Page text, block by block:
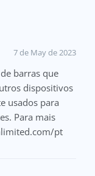
7 de May de 2023
barras que
dispositivos
usados para
Para mais
pt